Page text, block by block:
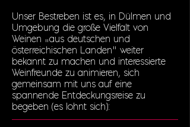
Unser Bestreben ist es, in Dülmen und
Umgebung die große Vielfalt von
Weinen „aus deutschen und
österreichischen Landen“ weiter
bekannt zu machen und interessierte
Weinfreunde zu animieren, sich
gemeinsam mit uns auf eine
spannende Entdeckungsreise zu
begeben (es lohnt sich):